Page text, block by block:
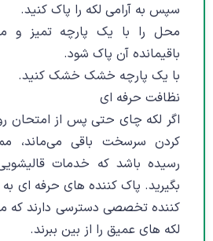
سپس به آرامی لکه را پاک کنید.
محل را با یک پارچه تمیز و
باقیمانده آن پاک شود.
با یک پارچه خشک خشک کنید.
نظافت حرفه ای
اگر لکه چای حتی پس از امتحان
کردن سرسخت باقی می‌ماند،
رسیده باشد که خدمات
بگیرید. پاک کننده های حرفه ای
کننده تخصصی دسترسی دارند که
لکه های عمیق را از بین ببرند.